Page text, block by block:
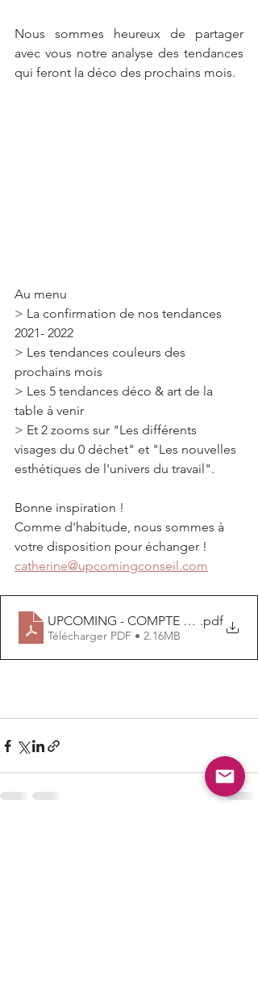
Nous sommes heureux de partager
avec vous notre analyse des tendances
qui feront la déco des prochains mois.
Au menu
> La confirmation de nos tendances
2021- 2022
> Les tendances couleurs des
prochains mois
> Les 5 tendances déco & art de la
table à venir
> Et 2 zooms sur "Les différents
visages du 0 déchet" et "Les nouvelles
esthétiques de l'univers du travail".
Bonne inspiration !
Comme d'habitude, nous sommes à
votre disposition pour échanger !
catherine@upcomingconseil.com
UPCOMING - COMPTE RENDU
.pdf
Télécharger PDF • 2.16MB